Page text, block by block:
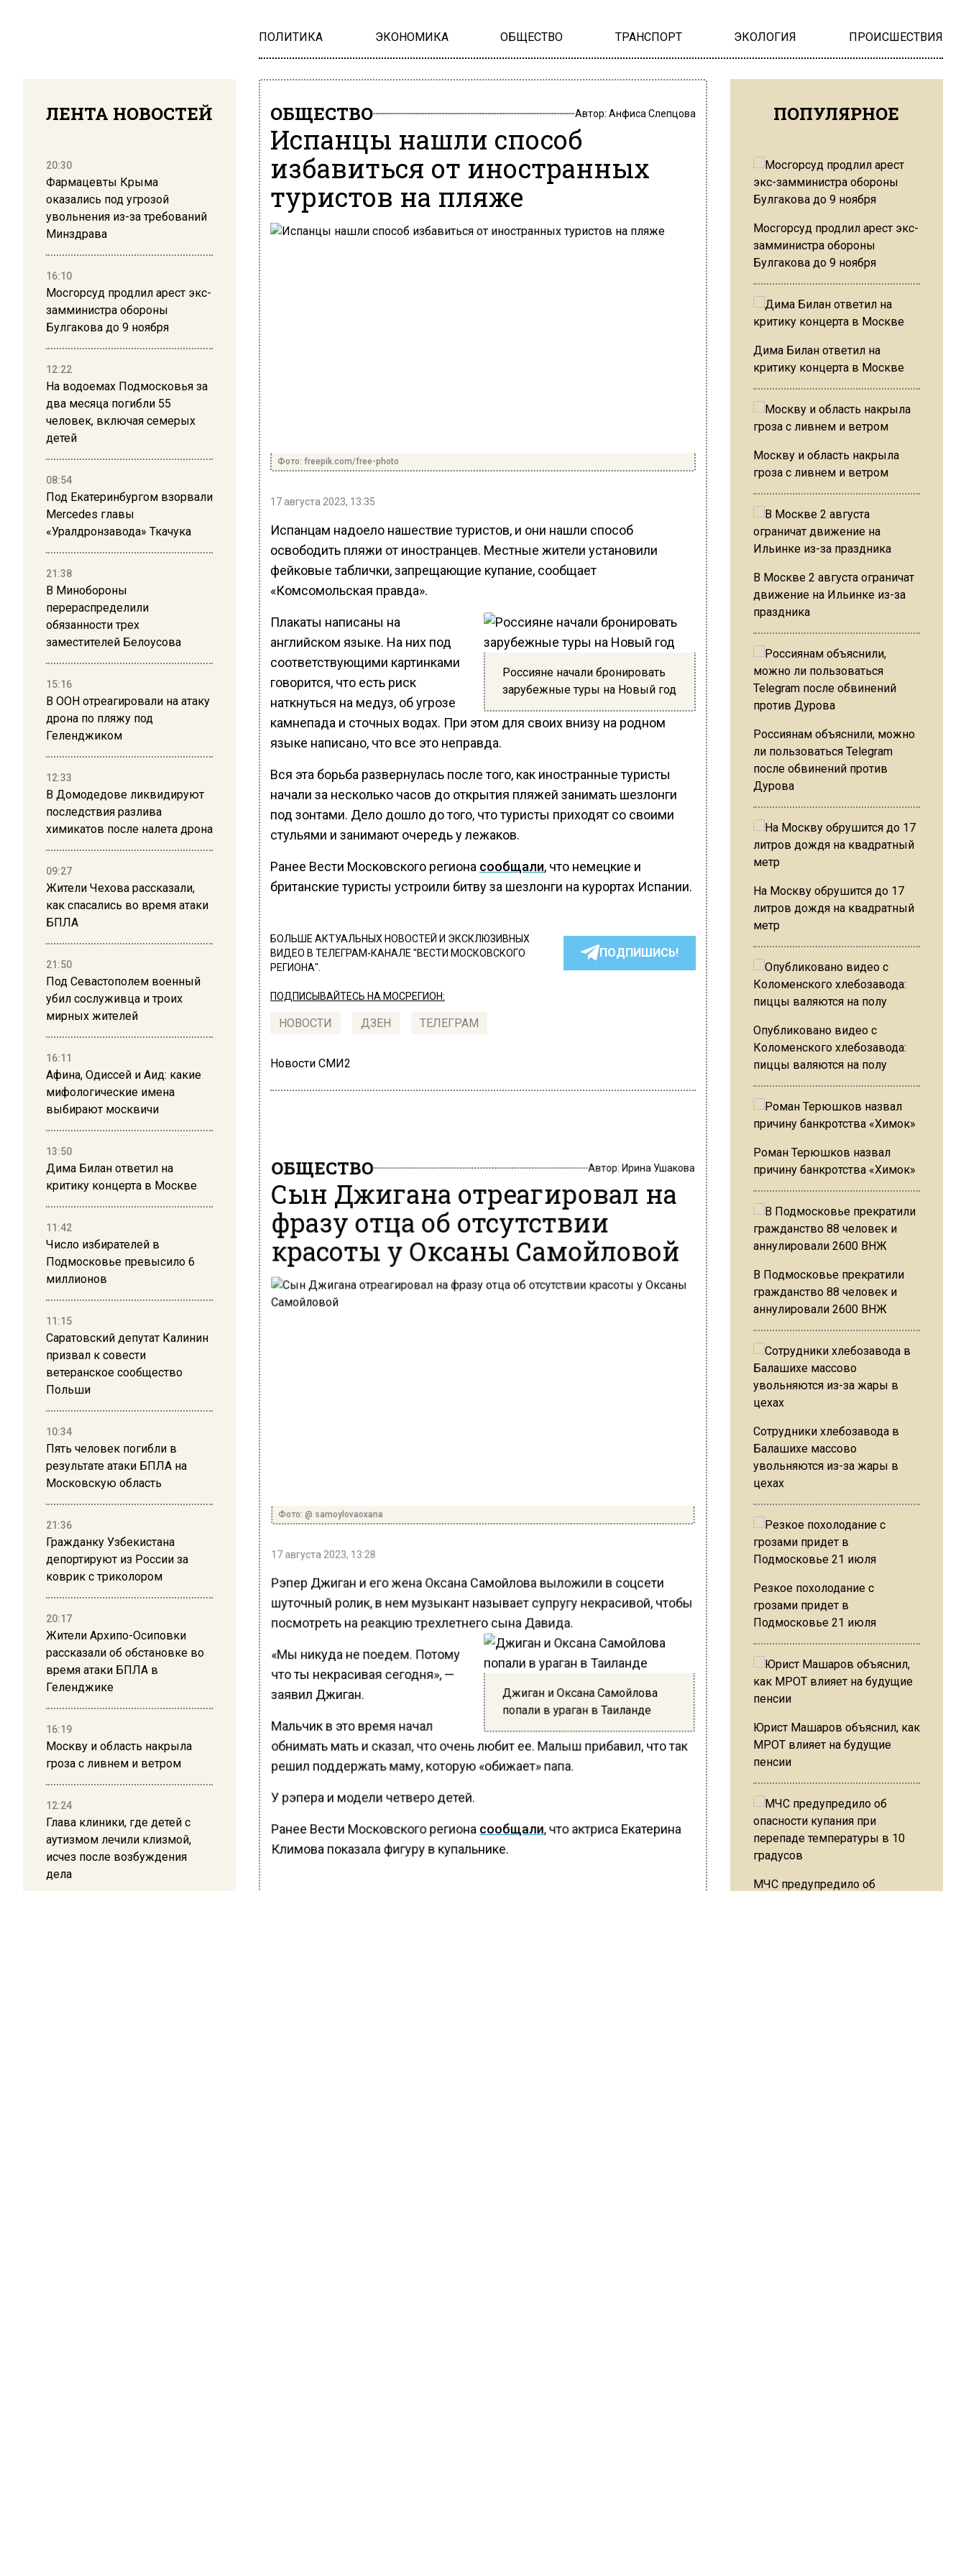
ПОЛИТИКА ЭКОНОМИКА ОБЩЕСТВО ТРАНСПОРТ ЭКОЛОГИЯ ПРОИСШЕСТВИЯ
ЛЕНТА НОВОСТЕЙ
20:30
Фармацевты Крыма
оказались под угрозой
увольнения из-за требований
Минздрава
16:10
Мосгорсуд продлил арест экс-
замминистра обороны
Булгакова до 9 ноября
12:22
На водоемах Подмосковья за
два месяца погибли 55
человек, включая семерых
детей
08:54
Под Екатеринбургом взорвали
Mercedes главы
«Уралдронзавода» Ткачука
21:38
В Минобороны
перераспределили
обязанности трех
заместителей Белоусова
15:16
В ООН отреагировали на атаку
дрона по пляжу под
Геленджиком
12:33
В Домодедове ликвидируют
последствия разлива
химикатов после налета дрона
09:27
Жители Чехова рассказали,
как спасались во время атаки
БПЛА
21:50
Под Севастополем военный
убил сослуживца и троих
мирных жителей
16:11
Афина, Одиссей и Аид: какие
мифологические имена
выбирают москвичи
13:50
Дима Билан ответил на
критику концерта в Москве
11:42
Число избирателей в
Подмосковье превысило 6
миллионов
11:15
Саратовский депутат Калинин
призвал к совести
ветеранское сообщество
Польши
10:34
Пять человек погибли в
результате атаки БПЛА на
Московскую область
21:36
Гражданку Узбекистана
депортируют из России за
коврик с триколором
20:17
Жители Архипо-Осиповки
рассказали об обстановке во
время атаки БПЛА в
Геленджике
16:19
Москву и область накрыла
гроза с ливнем и ветром
12:24
Глава клиники, где детей с
аутизмом лечили клизмой,
исчез после возбуждения
дела
ОБЩЕСТВО Автор: Анфиса Слепцова
Испанцы нашли способ
избавиться от иностранных
туристов на пляже
Фото: freepik.com/free-photo
17 августа 2023, 13:35
Испанцам надоело нашествие туристов, и они нашли способ
освободить пляжи от иностранцев. Местные жители установили
фейковые таблички, запрещающие купание, сообщает
«Комсомольская правда».
Россияне начали бронировать
зарубежные туры на Новый год
Плакаты написаны на
английском языке. На них под
соответствующими картинками
говорится, что есть риск
наткнуться на медуз, об угрозе
камнепада и сточных водах. При этом для своих внизу на родном
языке написано, что все это неправда.
Вся эта борьба развернулась после того, как иностранные туристы
начали за несколько часов до открытия пляжей занимать шезлонги
под зонтами. Дело дошло до того, что туристы приходят со своими
стульями и занимают очередь у лежаков.
Ранее Вести Московского региона сообщали, что немецкие и
британские туристы устроили битву за шезлонги на курортах Испании.
БОЛЬШЕ АКТУАЛЬНЫХ НОВОСТЕЙ И ЭКСКЛЮЗИВНЫХ
ВИДЕО В ТЕЛЕГРАМ-КАНАЛЕ "ВЕСТИ МОСКОВСКОГО
РЕГИОНА".
ПОДПИШИСЬ!
ПОДПИСЫВАЙТЕСЬ НА МОСРЕГИОН:
НОВОСТИ ДЗЕН ТЕЛЕГРАМ
Новости СМИ2
ОБЩЕСТВО Автор:Ирина Ушакова
Сын Джигана отреагировал на
фразу отца об отсутствии
красоты у Оксаны Самойловой
Фото: @ samoylovaoxana
17 августа 2023, 13:28
Рэпер Джиган и его жена Оксана Самойлова выложили в соцсети
шуточный ролик, в нем музыкант называет супругу некрасивой, чтобы
посмотреть на реакцию трехлетнего сына Давида.
Джиган и Оксана Самойлова
попали в ураган в Таиланде
«Мы никуда не поедем. Потому
что ты некрасивая сегодня», —
заявил Джиган.
Мальчик в это время начал
обнимать мать и сказал, что очень любит ее. Малыш прибавил, что так
решил поддержать маму, которую «обижает» папа.
У рэпера и модели четверо детей.
Ранее Вести Московского региона сообщали, что актриса Екатерина
Климова показала фигуру в купальнике.
ПОПУЛЯРНОЕ
Мосгорсуд продлил арест экс-
замминистра обороны
Булгакова до 9 ноября
Дима Билан ответил на
критику концерта в Москве
Москву и область накрыла
гроза с ливнем и ветром
В Москве 2 августа ограничат
движение на Ильинке из-за
праздника
Россиянам объяснили, можно
ли пользоваться Telegram
после обвинений против
Дурова
На Москву обрушится до 17
литров дождя на квадратный
метр
Опубликовано видео с
Коломенского хлебозавода:
пиццы валяются на полу
Роман Терюшков назвал
причину банкротства «Химок»
В Подмосковье прекратили
гражданство 88 человек и
аннулировали 2600 ВНЖ
Сотрудники хлебозавода в
Балашихе массово
увольняются из-за жары в
цехах
Резкое похолодание с
грозами придет в
Подмосковье 21 июля
Юрист Машаров объяснил, как
МРОТ влияет на будущие
пенсии
МЧС предупредило об